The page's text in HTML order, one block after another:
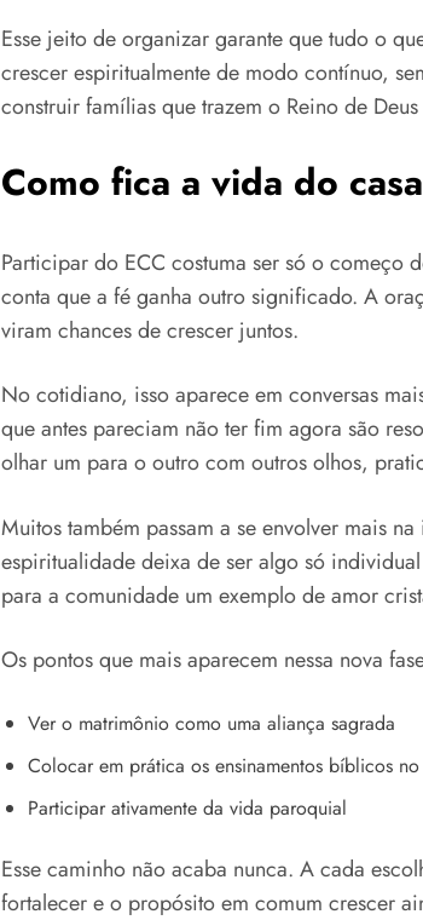
Esse jeito de organizar garante que tudo o
crescer espiritualmente de modo contínuo,
construir famílias que trazem o Reino de
Como fica a vida do
Participar do ECC costuma ser só o começo
conta que a fé ganha outro significado. A
viram chances de crescer juntos.
No cotidiano, isso aparece em conversas
que antes pareciam não ter fim agora são
olhar um para o outro com outros olhos,
Muitos também passam a se envolver mais
espiritualidade deixa de ser algo só
para a comunidade um exemplo de amor
Os pontos que mais aparecem nessa nova
Ver o matrimônio como uma aliança sagrada
Colocar em prática os ensinamentos bíblicos
Participar ativamente da vida paroquial
Esse caminho não acaba nunca. A cada
fortalecer e o propósito em comum crescer